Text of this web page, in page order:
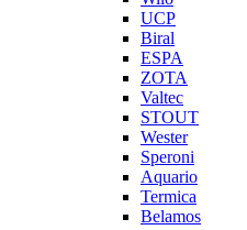
UCP
Biral
ESPA
ZOTA
Valtec
STOUT
Wester
Speroni
Aquario
Termica
Belamos